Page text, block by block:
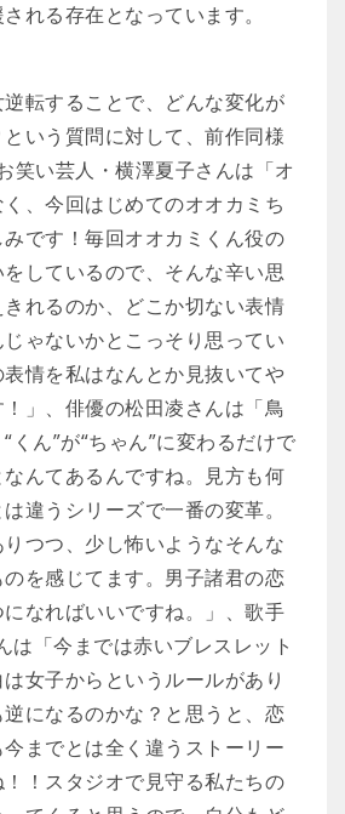
れる存在となっています。
転することで、どんな変化が
いう質問に対して、前作同様
笑い芸人・横澤夏子さんは「オ
、今回はじめてのオオカミち
です！毎回オオカミくん役の
しているので、そんな辛い思
れるのか、どこか切ない表情
ゃないかとこっそり思ってい
情を私はなんとか見抜いてや
」、俳優の松田凌さんは「鳥
くん”が“ちゃん”に変わるだけで
んてあるんですね。見方も何
違うシリーズで一番の変革。
つつ、少し怖いようなそんな
を感じてます。男子諸君の恋
なればいいですね。」、歌手
「今までは赤いブレスレット
女子からというルールがあり
になるのかな？と思うと、恋
までとは全く違うストーリー
！スタジオで見守る私たちの